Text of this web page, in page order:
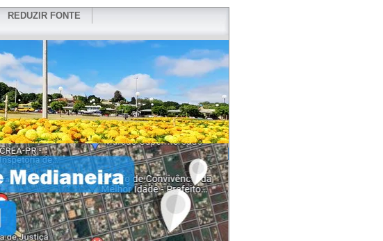
REDUZIR FONTE
PORTAL DO SERVIDOR REDES SOCIAIS WEBMAIL